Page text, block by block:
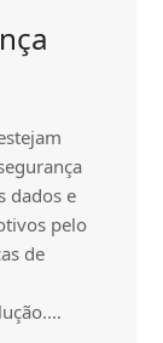
dados e
pelo
de